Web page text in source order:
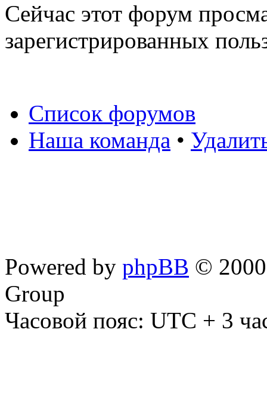
Сейчас этот форум
зарегистрированных
Список форумов
Наша команда •
Powered by phpBB ©
Group
Часовой пояс: UTC + 3